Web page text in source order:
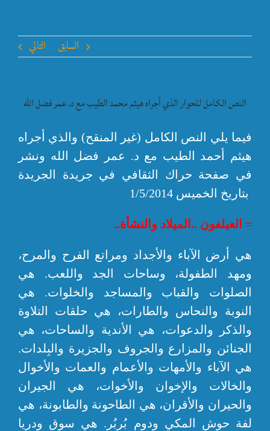
السابق التالي
النص الكامل للحوار الذي أجراه هيثم محمد الطيب مع د. عمر فضل الله
فيما يلي النص الكامل (غير المنقح) والذي أجراه
هيثم أحمد الطيب مع د. عمر فضل الله ونشر
في صفحة حراك الثقافي في جريدة الجريدة
بتاريخ الخميس 1/5/2014
= العيلفون ..الميلاد والنشأة..
هي أرض الآباء والأجداد ومراتع الفرح والمرح،
ومهد الطفولة، وساحات الجد واللعب. هي
الصلوات والقباب والمساجد والخلوات. هي
النوبة والنحاس والطارات، هي حلقات التلاوة
والذكر والدعوات، هي الأندية والساحات، هي
الجنائن والمزارع والجروف والجزيرة والبِلدات.
هي الآباء والأمهات والأعمام والعمات والأخوال
والخالات والإخوان والأخوات، هي الجيران
والحيران والأقران، هي الطاحونة والطابونة، هي
لفة حوش المكي ودوم بُربُر. هي سوق ودريا